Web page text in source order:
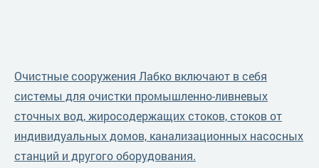
Очистные сооружения Лабко включают в себя
системы для очистки промышленно-ливневых
сточных вод, жиросодержащих стоков, стоков от
индивидуальных домов, канализационных насосных
станций и другого оборудования.